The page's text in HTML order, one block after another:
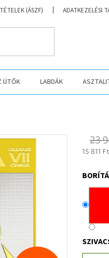
(ÁSZF) ADATKEZELÉSI
ÜTŐK LABDÁK
23
15 811